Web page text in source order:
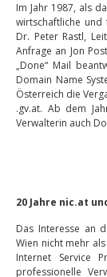
Im Jahr 1987, als
wirtschaftliche und
Dr. Peter Rastl,
Anfrage an Jon
„Done“ Mail
Domain Name
Österreich die
.gv.at. Ab dem
Verwalterin auch
20 Jahre nic.at
Das Interesse an
Wien nicht mehr
Internet Service
professionelle